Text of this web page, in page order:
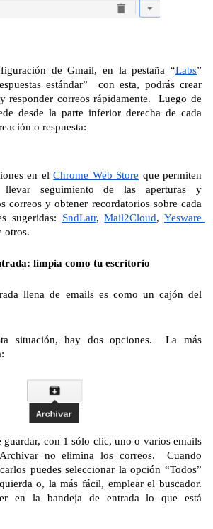
de Gmail, en la pestaña “Labs”
estándar”  con esta, podrás crear
responder correos rápidamente.  Luego de
desde la parte inferior derecha de cada
o respuesta:
en el Chrome Web Store que permiten
seguimiento de las aperturas y
correos y obtener recordatorios sobre cada
sugeridas: SndLatr, Mail2Cloud, Yesware
otros.
limpia como tu escritorio
llena de emails es como un cajón del
situación, hay dos opciones.  La más
guardar, con 1 sólo clic, uno o varios emails
no elimina los correos.  Cuando
puedes seleccionar la opción “Todos”
o, la más fácil, emplear el buscador.
en la bandeja de entrada lo que está